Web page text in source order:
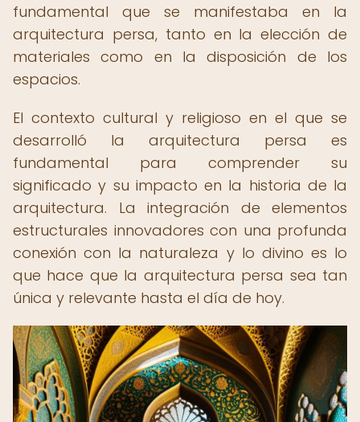
fundamental que se manifestaba en la
arquitectura persa, tanto en la elección de
materiales como en la disposición de los
espacios.
El contexto cultural y religioso en el que se
desarrolló la arquitectura persa es
fundamental para comprender su
significado y su impacto en la historia de la
arquitectura. La integración de elementos
estructurales innovadores con una profunda
conexión con la naturaleza y lo divino es lo
que hace que la arquitectura persa sea tan
única y relevante hasta el día de hoy.